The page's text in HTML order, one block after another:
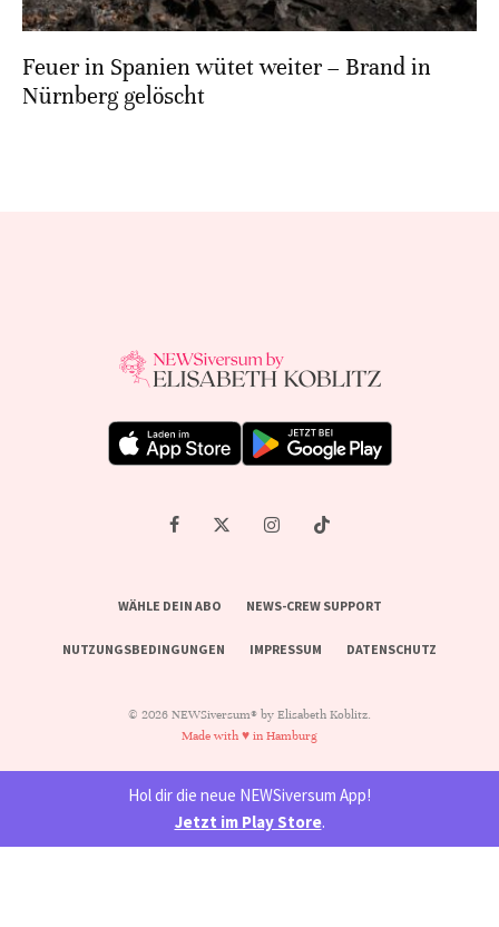
Feuer in Spanien wütet weiter – Brand in
Nürnberg gelöscht
WÄHLE DEIN ABO NEWS-CREW SUPPORT
NUTZUNGSBEDINGUNGEN IMPRESSUM DATENSCHUTZ
© 2026 NEWSiversum® by Elisabeth Koblitz.
Made with ♥ in Hamburg
Hol dir die neue NEWSiversum App!
Jetzt im Play Store.